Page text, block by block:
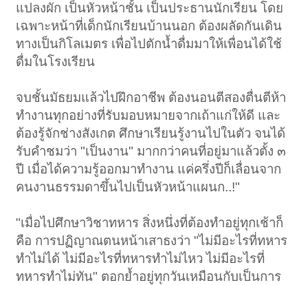
แปลงผัก เป็นหัวหน้าชั้น เป็นประธานนักเรียน โดย
เฉพาะหน้าที่เด็กนักเรียนบ้านนอก ต้องผลัดกันเดิน
ทางเป็นกิโลเมตร เพื่อไปตักน้ำดื่มมาให้เพื่อนได้ใช้
ดื่มในโรงเรียน
จบชั้นมัธยมแล้วไปฝึกอาชีพ ต้องนอนตีสองตื่นตีห้า
ทำงานทุกอย่างที่รับมอบหมายจากเถ้าแก่ให้ดี และ
ต้องรู้จักช่างสังเกต ศึกษาเรียนรู้งานไปในตัว จนได้
รับคำชมว่า "เป็นงาน" มากกว่าคนที่อยู่มาแล้วตั้ง ๓
ปี เมื่อได้ความรู้ออกมาทำงาน แค่ครึ่งปีก็เลื่อนจาก
คนงานธรรมดาขึ้นไปเป็นหัวหน้าแผนก..!"
"เมื่อไปศึกษาวิชาทหาร สิ่งหนึ่งที่ต้องทำอยู่ทุกเช้าก็
คือ การปฏิญาณตนหน้าเสาธงว่า "ไม่มีอะไรที่ทหาร
ทำไม่ได้ ไม่มีอะไรที่ทหารทำไม่ไหว ไม่มีอะไรที่
ทหารทำไม่ทัน" ตอกย้ำอยู่ทุกวันเหมือนกับเป็นการ